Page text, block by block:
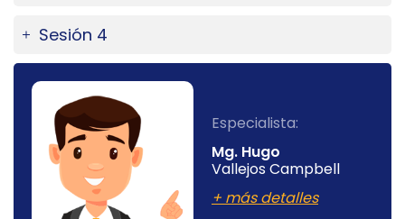
Sesión 4
Especialista:
Mg. Hugo
Vallejos Campbell
+ más detalles